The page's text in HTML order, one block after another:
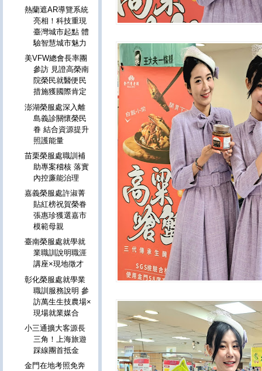
熱蘭遮AR導覽系統
亮相！科技重現
臺灣城市起點 體
驗智慧城市魅力
美VFW總會長率團
參訪 見證高榮南
院榮民就醫便民
措施獲國際肯定
澎湖榮服處深入離
島義診關懷榮民
眷 結合資源提升
照護能量
苗栗榮服處職訓補
助專案稽核 落實
內控廉能治理
嘉義榮服處許淑菁
貼紅榜祝賀榮眷
張惠珍獲選嘉市
模範母親
臺南榮服處就學就
業職訓說明職涯
講座×現地徵才
彰化榮服處就學業
職訓服務說明 參
訪萬生生技農場×
現場就業媒合
小三通擴大客源長
三角！上海旅遊
踩線團首抵金
金門在地考照免奔